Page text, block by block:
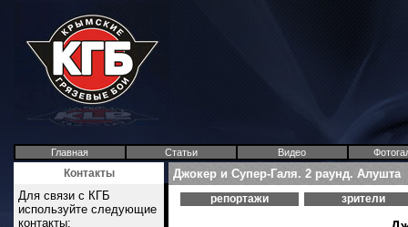
Главная Статьи Видео
Контакты
Для связи с КГБ
используйте следующие
контакты:
Джокер и Супер-Галя. 2 раунд. Алушта
репортажи зрители